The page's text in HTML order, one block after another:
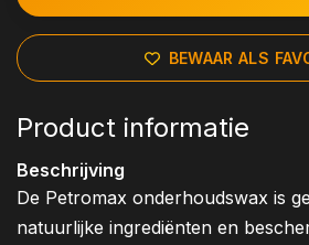
BEWAAR ALS
Product informatie
Beschrijving
De Petromax onderhoudswax is
natuurlijke ingrediënten en